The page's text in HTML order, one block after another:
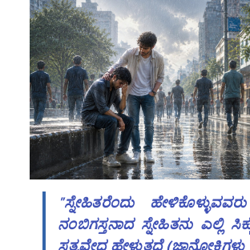
"ಸ್ನೇಹಿತರೆಂದು
ನಂಬಿಗಸ್ತನಾದ ಸ್ನೇಹಿತನು ಎಲ್ಲಿ
ಸತ್ಯವೇದ ಹೇಳುತ್ತದೆ